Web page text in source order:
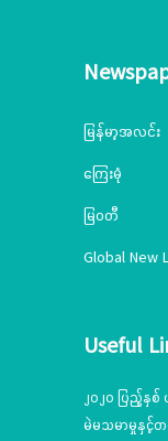
မြန်မာ့အလင်း
ကြေးမုံ
မြဝတီ
Global New
Useful
၂၀၂၀ ပြည့်နှ
မဲမသမာမှုနှင့်တရ